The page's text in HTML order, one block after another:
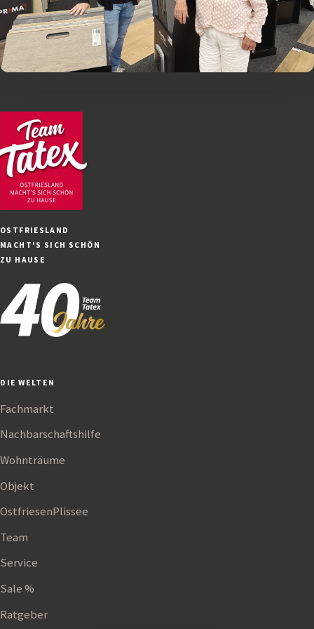
OSTFRIESLAND
MACHT'S SICH SCHÖN
ZU HAUSE
DIE WELTEN
Fachmarkt
Nachbarschaftshilfe
Wohnträume
Objekt
OstfriesenPlissee
Team
Service
Sale %
Ratgeber